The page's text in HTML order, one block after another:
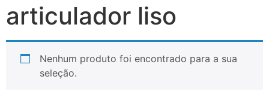
articulador liso
Nenhum produto foi encontrado para a sua
seleção.